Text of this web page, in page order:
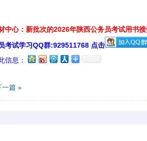
中心：新批次的2026年陕西公务员考试用书
考试学习QQ群:929511768 点击
信息：
一篇 »